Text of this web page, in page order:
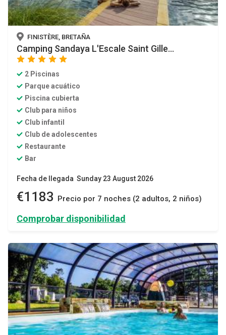
FINISTÈRE, BRETAÑA
Camping Sandaya L'Escale Saint Gille...
star star star star
2 Piscinas
Parque acuático
Piscina cubierta
Club para niños
Club infantil
Club de adolescentes
Restaurante
Bar
Fecha de llegada Sunday 23 August 2026
€1183 Precio por 7 noches (2 adultos, 2 niños)
Comprobar disponibilidad